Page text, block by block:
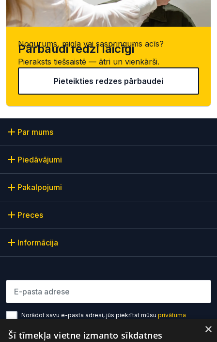
Nogurums, migla vai saspringums acīs?
Pārbaudi redzi laicīgi
Pieraksts tiešsaistē — ātri un vienkārši.
Pieteikties redzes pārbaudei
Par mums
Piedāvājumi
Pakalpojumi
Preces
Informācija
Lūdzu ievadiet e-pasta adresi
Norādot savu e-pasta adresi, jūs piekrītat mūsu privātuma
×
Šī tīmekļa vietne izmanto sīkdatnes